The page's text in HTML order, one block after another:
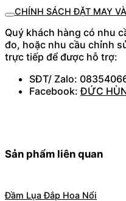
CHÍNH SÁCH ĐẶT MAY
Quý khách hàng có nhu
đo, hoặc nhu cầu chỉnh
trực tiếp để được hỗ trợ:
SĐT/ Zalo:
Facebook:ĐỨC
Sản phẩm liên quan
Đầm Lụa Đắp Hoa Nổi